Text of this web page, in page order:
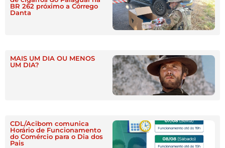
BR 262 próximo a Córrego
Danta
MAIS UM DIA OU MENOS
UM DIA?
CDL/Acibom comunica
Horário de Funcionamento
do Comércio para o Dia dos
Pais